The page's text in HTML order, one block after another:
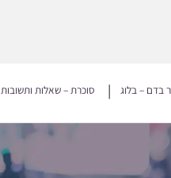
בדם – בלוג סוכרת – שאלות ותשובות